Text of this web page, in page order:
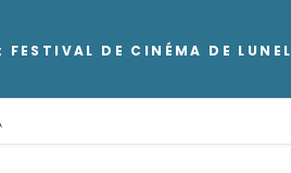
FESTIVAL DE CINÉMA DE LUNEL